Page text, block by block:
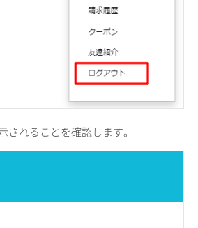
されることを確認します。